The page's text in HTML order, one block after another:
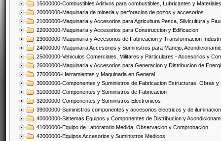
15000000-Combustibles Aditivos para combustibles, Lubricantes y
20000000-Maquinaria de mineria y perforacion de pozos y accesorios
21000000-Maquinaria y Accesorios para Agricultura Pesca, Silvicultura y
22000000-Maquinaria y Accesorios para Construccion y Edificacion
23000000-Maquinaria y Accesorios de Fabricacion y Transformacion
24000000-Maquinaria Accesorios y Suministros para Manejo,
25000000-Vehiculos Comerciales, Militares y Particulares - Accesorios y
26000000-Maquinaria y Accesorios para Generacion y Distribucion de
27000000-Herramientas y Maquinaria en General
30000000-Componentes y Suministros de Fabricacion Estructuras, Obras
31000000-Componentes y Suministros de Fabricacion
32000000-Componentes y Suministros Electronicos
39000000-Suministros componentes y accesorios electricos y de iluminacion
40000000-Sistemas Equipos y Componentes de Distribucion y
41000000-Equipo de Laboratorio Medida, Observacion y Comprobacion
42000000-Equipos Accesorios y Suministros Medicos